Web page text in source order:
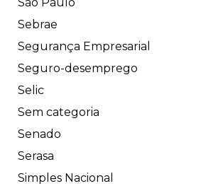
São Paulo
Sebrae
Segurança Empresarial
Seguro-desemprego
Selic
Sem categoria
Senado
Serasa
Simples Nacional